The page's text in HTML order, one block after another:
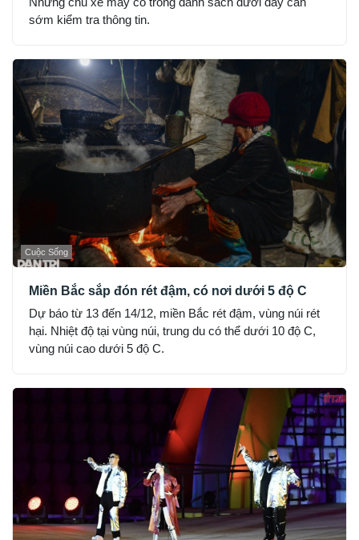
sớm kiểm tra thông tin.
Cuộc Sống
Miền Bắc sắp đón rét đậm, có nơi dưới 5 độ C
Dự báo từ 13 đến 14/12, miền Bắc rét đậm, vùng núi rét
hại. Nhiệt độ tại vùng núi, trung du có thể dưới 10 độ C,
vùng núi cao dưới 5 độ C.